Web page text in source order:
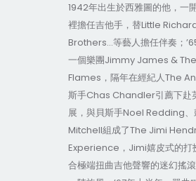
1942年出生於西雅圖的他，一
裡擔任吉他手，替Little
Brothers…等藝人擔任伴奏；
一個樂團Jimmy James &
Flames，隔年在經紀人The
斯手Chas Chandler引薦下赴
展，與貝斯手Noel Redding
Mitchell組成了The Jimi
Experience，Jimi嬉皮式的打
合極端扭曲吉他聲響的迷幻搖